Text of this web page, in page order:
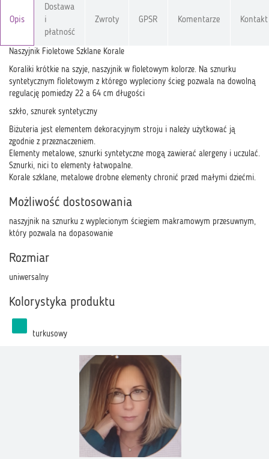
Opis
Dostawa
i
płatność
Zwroty GPSR Komentarze Kontakt
Naszyjnik Fioletowe Szklane Korale
Koraliki krótkie na szyje, naszyjnik w fioletowym kolorze. Na sznurku
syntetycznym fioletowym z którego wypleciony ścieg pozwala na dowolną
regulację pomiedzy 22 a 64 cm długości
szkło, sznurek syntetyczny
Biżuteria jest elementem dekoracyjnym stroju i należy użytkować ją
zgodnie z przeznaczeniem.
Elementy metalowe, sznurki syntetyczne mogą zawierać alergeny i uczulać.
Sznurki, nici to elementy łatwopalne.
Korale szklane, metalowe drobne elementy chronić przed małymi dziećmi.
Możliwość dostosowania
naszyjnik na sznurku z wyplecionym ściegiem makramowym przesuwnym,
który pozwala na dopasowanie
Rozmiar
uniwersalny
Kolorystyka produktu
turkusowy